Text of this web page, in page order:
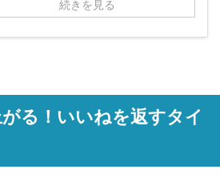
続きを見る
る！いいねを返すタイ